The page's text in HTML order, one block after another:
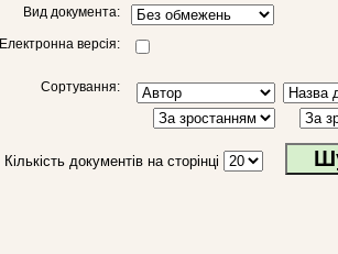
Вид документа:
Електронна версія:
Сортування:
Кількість документів на сторінці